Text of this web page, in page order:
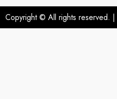
Copyright © All rights reserved. |